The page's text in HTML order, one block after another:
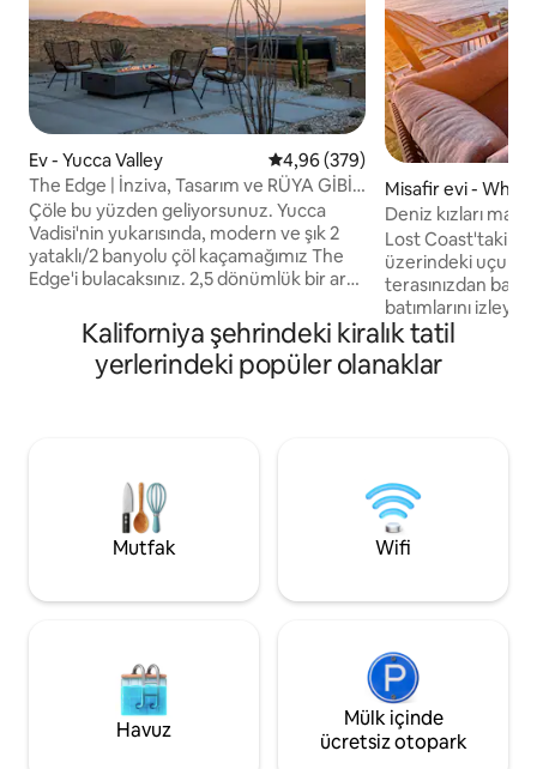
Ev - Yucca Valley 5 üzerinden ortalama 4,96
4,96 (379)
The Edge | İnziva, Tasarım ve RÜYA GİBİ
MANZARALAR + Daha Fazlası
Çöle bu yüzden geliyorsunuz. Yucca
Vadisi'nin yukarısında, modern ve şık 2
yataklı/2 banyolu çöl kaçamağımız The
Edge'i bulacaksınız. 2,5 dönümlük bir arsa
kasabaya ve Joshua Tree Milli Parkı'na
sadece birkaç dakika mesafede. Yerel
turistik yerleri keşfedin, kendi arka
donanımlı mutfak ✔Spa ✔Bahçe
şöminesi ✔Hammocks ✔Barbekü ✔
Yüksek hızlı kablosuz internet bağlantısı.
Aşağıda daha fazlasını görün!
Misafir evi -
Deniz kızları
Güzel Evcil
Lost Coast'taki
üzerindeki
terasınızdan
batımlarını izleyin. Mermaids View,
aşağıdaki tüm
dalgaların kuş
kayalıkların tam
olmadığından,
özel bir ortam hissi
zamanda
yaşam alanı.
Kaliforniya şehrindeki kiralık tatil
yerlerindeki popüler olanaklar
Mutfak Wifi
Havuz
Mülk içinde
ücretsiz otopark